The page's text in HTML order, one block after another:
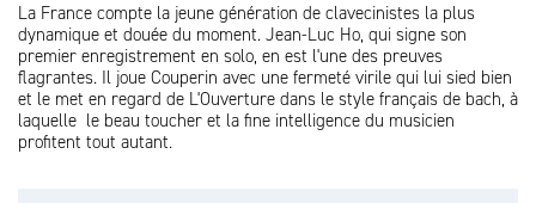
La France compte la jeune génération de clavecinistes la plus
dynamique et douée du moment. Jean-Luc Ho, qui signe son
premier enregistrement en solo, en est l'une des preuves
flagrantes. Il joue Couperin avec une fermeté virile qui lui sied bien
et le met en regard de L'Ouverture dans le style français de bach, à
laquelle le beau toucher et la fine intelligence du musicien
profitent tout autant.